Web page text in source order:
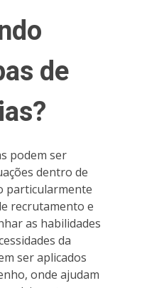
de
podem ser
dentro de
particularmente
recrutamento e
as habilidades
da
ser aplicados
onde ajudam